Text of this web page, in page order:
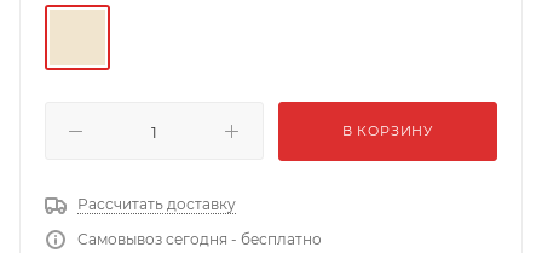
В КОРЗИНУ
Рассчитать доставку
Самовывоз сегодня - бесплатно